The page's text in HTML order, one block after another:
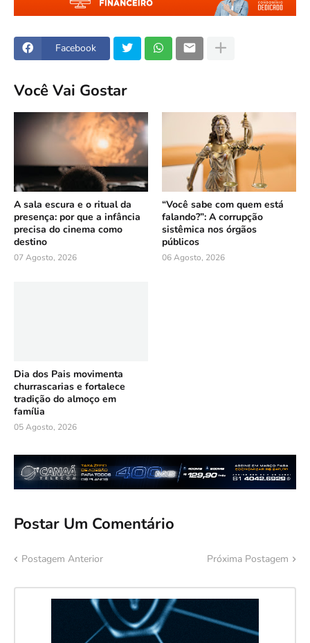
Facebook
Você Vai Gostar
A sala escura e o ritual da
presença: por que a infância
precisa do cinema como
destino
07 Agosto, 2026
“Você sabe com quem está
falando?”: A corrupção
sistêmica nos órgãos
públicos
06 Agosto, 2026
Dia dos Pais movimenta
churrascarias e fortalece
tradição do almoço em
família
05 Agosto, 2026
Postar Um Comentário
Postagem Anterior Próxima Postagem